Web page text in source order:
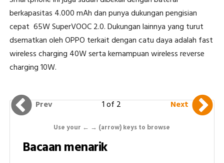
berkapasitas 4.000 mAh dan punya dukungan pengisian
cepat 65W SuperVOOC 2.0. Dukungan lainnya yang turut
dsematkan oleh OPPO terkait dengan catu daya adalah fast
wireless charging 40W serta kemampuan wireless reverse
charging 10W.
Prev 1 of 2 Next
Use your ← → (arrow) keys to browse
Bacaan menarik